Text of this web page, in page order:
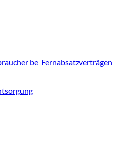
bei Fernabsatzverträgen